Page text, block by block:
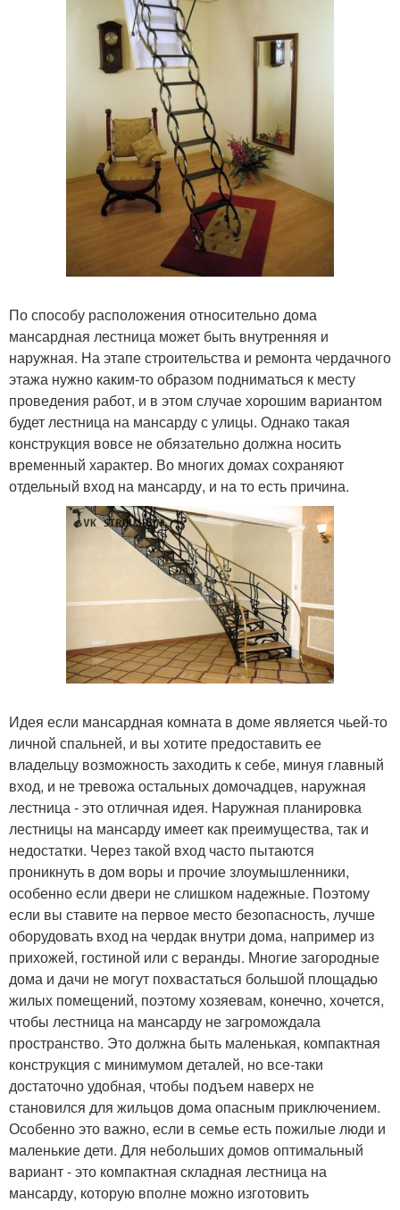
По способу расположения относительно дома
мансардная лестница может быть внутренняя и
наружная. На этапе строительства и ремонта чердачного
этажа нужно каким-то образом подниматься к месту
проведения работ, и в этом случае хорошим вариантом
будет лестница на мансарду с улицы. Однако такая
конструкция вовсе не обязательно должна носить
временный характер. Во многих домах сохраняют
отдельный вход на мансарду, и на то есть причина.
Идея если мансардная комната в доме является чьей-то
личной спальней, и вы хотите предоставить ее
владельцу возможность заходить к себе, минуя главный
вход, и не тревожа остальных домочадцев, наружная
лестница - это отличная идея. Наружная планировка
лестницы на мансарду имеет как преимущества, так и
недостатки. Через такой вход часто пытаются
проникнуть в дом воры и прочие злоумышленники,
особенно если двери не слишком надежные. Поэтому
если вы ставите на первое место безопасность, лучше
оборудовать вход на чердак внутри дома, например из
прихожей, гостиной или с веранды. Многие загородные
дома и дачи не могут похвастаться большой площадью
жилых помещений, поэтому хозяевам, конечно, хочется,
чтобы лестница на мансарду не загромождала
пространство. Это должна быть маленькая, компактная
конструкция с минимумом деталей, но все-таки
достаточно удобная, чтобы подъем наверх не
становился для жильцов дома опасным приключением.
Особенно это важно, если в семье есть пожилые люди и
маленькие дети. Для небольших домов оптимальный
вариант - это компактная складная лестница на
мансарду, которую вполне можно изготовить